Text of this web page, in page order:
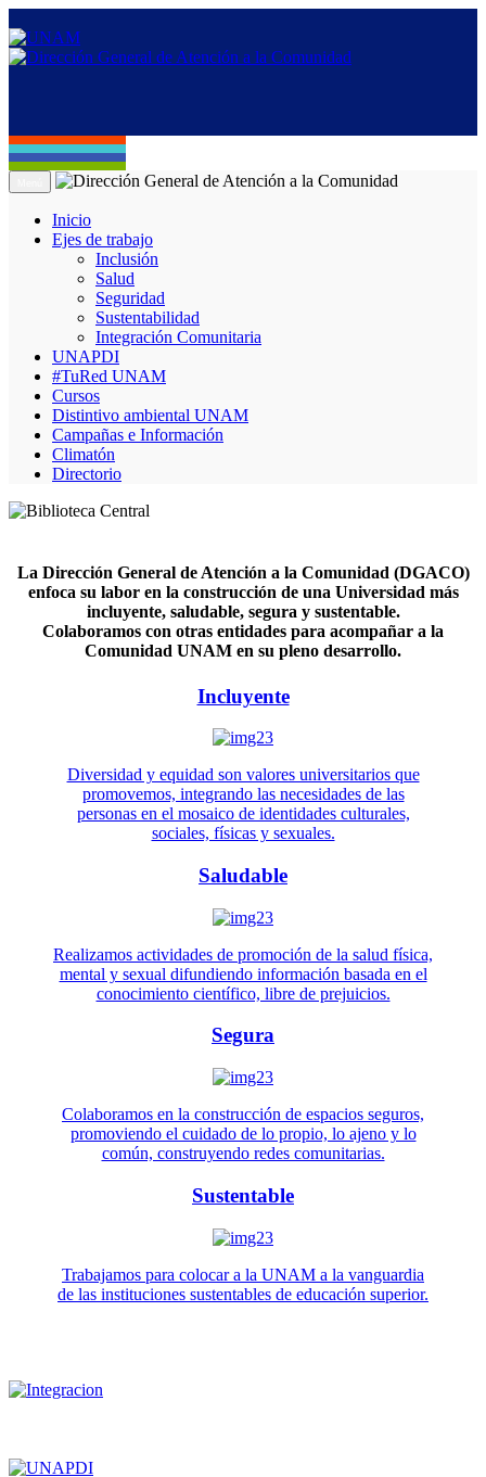
Inicio
Ejes de trabajo
Inclusión
Salud
Seguridad
Sustentabilidad
Integración Comunitaria
UNAPDI
#TuRed UNAM
Cursos
Distintivo ambiental UNAM
Campañas e Información
Climatón
Directorio
La Dirección General de Atención a la Comunidad (DGACO)
enfoca su labor en la construcción de una Universidad más
incluyente, saludable, segura y sustentable.
Colaboramos con otras entidades para acompañar a la
Comunidad UNAM en su pleno desarrollo.
Incluyente
Diversidad y equidad son valores universitarios que
promovemos, integrando las necesidades de las
personas en el mosaico de identidades culturales,
sociales, físicas y sexuales.
Saludable
Realizamos actividades de promoción de la salud física,
mental y sexual difundiendo información basada en el
conocimiento científico, libre de prejuicios.
Segura
Colaboramos en la construcción de espacios seguros,
promoviendo el cuidado de lo propio, lo ajeno y lo
común, construyendo redes comunitarias.
Sustentable
Trabajamos para colocar a la UNAM a la vanguardia
de las instituciones sustentables de educación superior.